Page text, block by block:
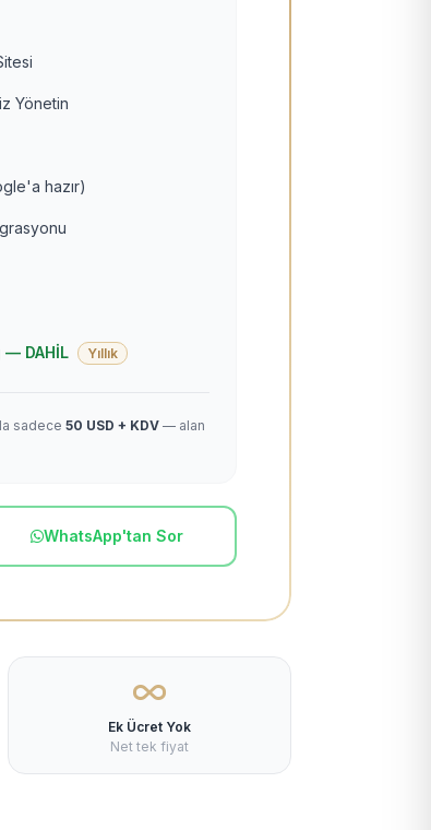
Yönetin
hazır)
— DAHİL Yıllık
sadece 50 USD + KDV — alan
WhatsApp'tan Sor
Ek Ücret Yok
Net tek fiyat